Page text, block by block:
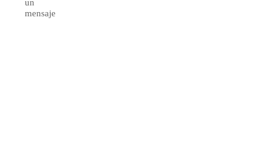
un
mensaje